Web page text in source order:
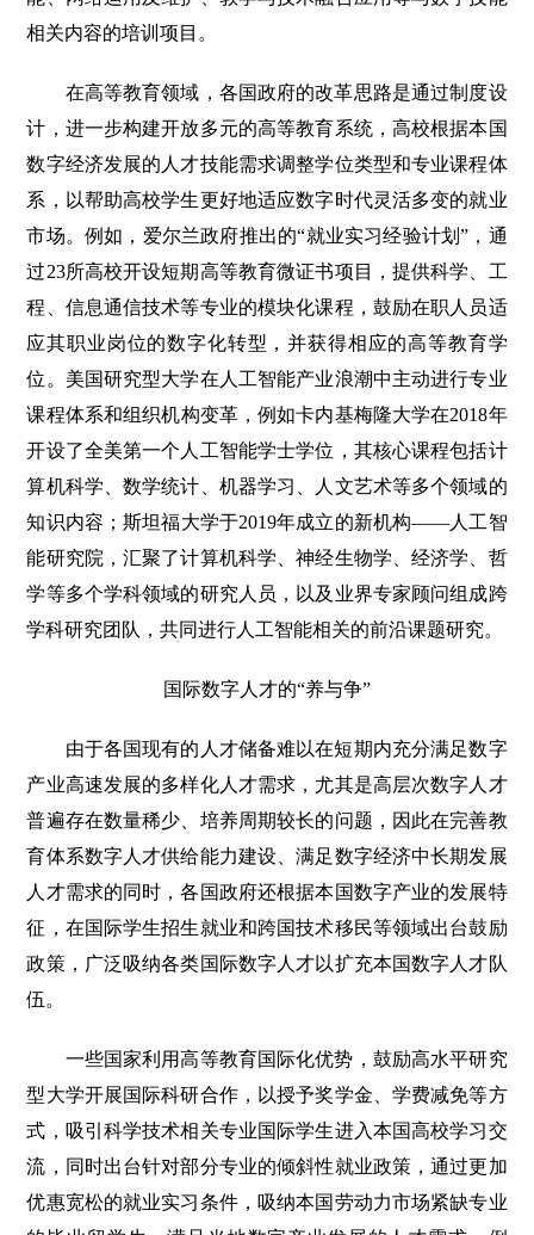
相关内容的培训项目。
在高等教育领域，各国政府的改革思路是通过制度设
计，进一步构建开放多元的高等教育系统，高校根据本国
数字经济发展的人才技能需求调整学位类型和专业课程体
系，以帮助高校学生更好地适应数字时代灵活多变的就业
市场。例如，爱尔兰政府推出的“就业实习经验计划”，通
过23所高校开设短期高等教育微证书项目，提供科学、工
程、信息通信技术等专业的模块化课程，鼓励在职人员适
应其职业岗位的数字化转型，并获得相应的高等教育学
位。美国研究型大学在人工智能产业浪潮中主动进行专业
课程体系和组织机构变革，例如卡内基梅隆大学在2018年
开设了全美第一个人工智能学士学位，其核心课程包括计
算机科学、数学统计、机器学习、人文艺术等多个领域的
知识内容；斯坦福大学于2019年成立的新机构——人工智
能研究院，汇聚了计算机科学、神经生物学、经济学、哲
学等多个学科领域的研究人员，以及业界专家顾问组成跨
学科研究团队，共同进行人工智能相关的前沿课题研究。
国际数字人才的“养与争”
由于各国现有的人才储备难以在短期内充分满足数字
产业高速发展的多样化人才需求，尤其是高层次数字人才
普遍存在数量稀少、培养周期较长的问题，因此在完善教
育体系数字人才供给能力建设、满足数字经济中长期发展
人才需求的同时，各国政府还根据本国数字产业的发展特
征，在国际学生招生就业和跨国技术移民等领域出台鼓励
政策，广泛吸纳各类国际数字人才以扩充本国数字人才队
伍。
一些国家利用高等教育国际化优势，鼓励高水平研究
型大学开展国际科研合作，以授予奖学金、学费减免等方
式，吸引科学技术相关专业国际学生进入本国高校学习交
流，同时出台针对部分专业的倾斜性就业政策，通过更加
优惠宽松的就业实习条件，吸纳本国劳动力市场紧缺专业